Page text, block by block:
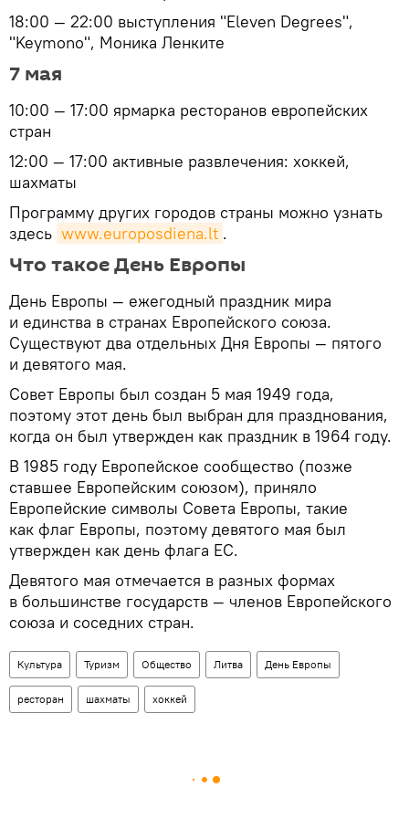
18:00 — 22:00 выступления "Eleven Degrees",
"Keymono", Моника Ленките
7 мая
10:00 — 17:00 ярмарка ресторанов европейских
стран
12:00 — 17:00 активные развлечения: хоккей,
шахматы
Программу других городов страны можно узнать
здесь www.europosdiena.lt .
Что такое День Европы
День Европы — ежегодный праздник мира
и единства в странах Европейского союза.
Существуют два отдельных Дня Европы — пятого
и девятого мая.
Совет Европы был создан 5 мая 1949 года,
поэтому этот день был выбран для празднования,
когда он был утвержден как праздник в 1964 году.
В 1985 году Европейское сообщество (позже
ставшее Европейским союзом), приняло
Европейские символы Совета Европы, такие
как флаг Европы, поэтому девятого мая был
утвержден как день флага ЕС.
Девятого мая отмечается в разных формах
в большинстве государств — членов Европейского
союза и соседних стран.
Культура Туризм Общество Литва День Европы
ресторан шахматы хоккей